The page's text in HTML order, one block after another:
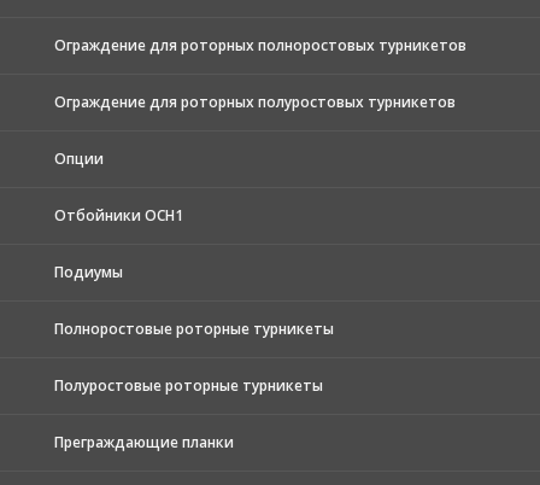
Ограждение для роторных полноростовых турникетов
Ограждение для роторных полуростовых турникетов
Опции
Отбойники ОСН1
Подиумы
Полноростовые роторные турникеты
Полуростовые роторные турникеты
Преграждающие планки